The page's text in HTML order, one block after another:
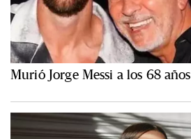
Murió Jorge Messi a los 68 años